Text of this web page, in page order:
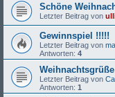
Schöne
Letzter Beitrag von
Gewinnspiel !!!!!
Letzter Beitrag von
Antworten: 4
Letzter Beitrag von
Antworten: 1